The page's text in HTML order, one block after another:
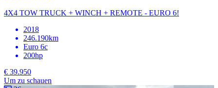
4X4 TOW TRUCK + WINCH + REMOTE - EURO 6!
2018
246.190km
Euro 6c
200hp
€ 39.950
Um zu schauen